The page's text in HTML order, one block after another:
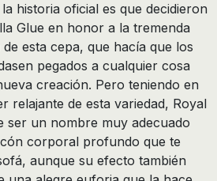
historia oficial es que decidieron
Glue en honor a la tremenda
esta cepa, que hacía que los
pegados a cualquier cosa
creación. Pero teniendo en
relajante de esta variedad, Royal
ser un nombre muy adecuado
corporal profundo que te
aunque su efecto también